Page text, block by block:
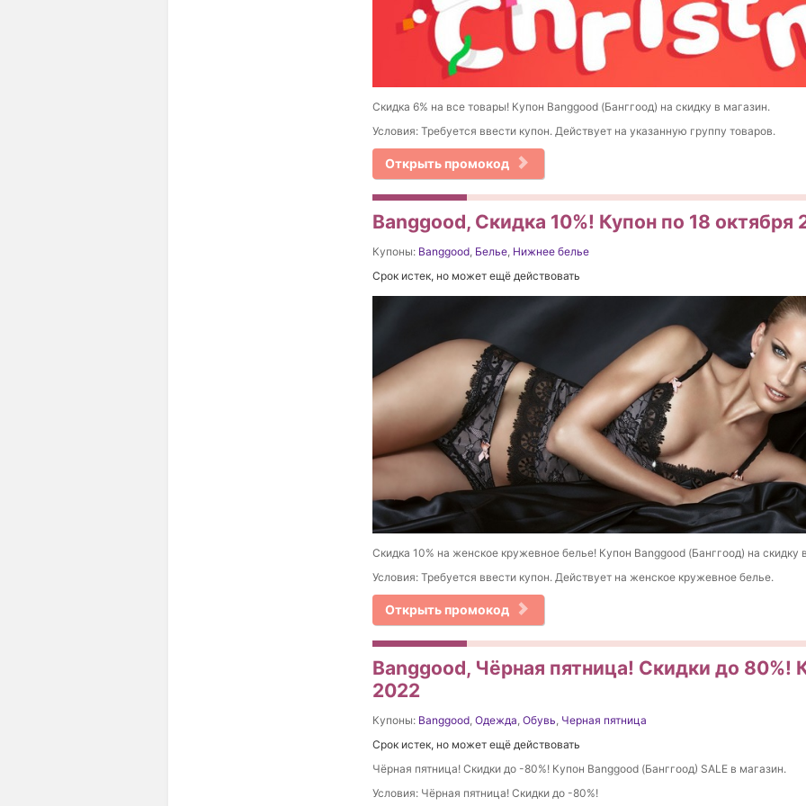
Скидка 6% на все товары! Купон Banggood (Банггоод) на скидку в магазин.
Условия: Требуется ввести купон. Действует на указанную группу товаров.
Открыть промокод
Banggood, Скидка 10%! Купон по 18 октября
Купоны: Banggood, Белье, Нижнее белье
Срок истек, но может ещё действовать
Скидка 10% на женское кружевное белье! Купон Banggood (Банггоод) на скидку
Условия: Требуется ввести купон. Действует на женское кружевное белье.
Открыть промокод
Banggood, Чёрная пятница! Скидки до 80%!
2022
Купоны: Banggood, Одежда, Обувь, Черная пятница
Срок истек, но может ещё действовать
Чёрная пятница! Скидки до -80%! Купон Banggood (Банггоод) SALE в магазин.
Условия: Чёрная пятница! Скидки до -80%!